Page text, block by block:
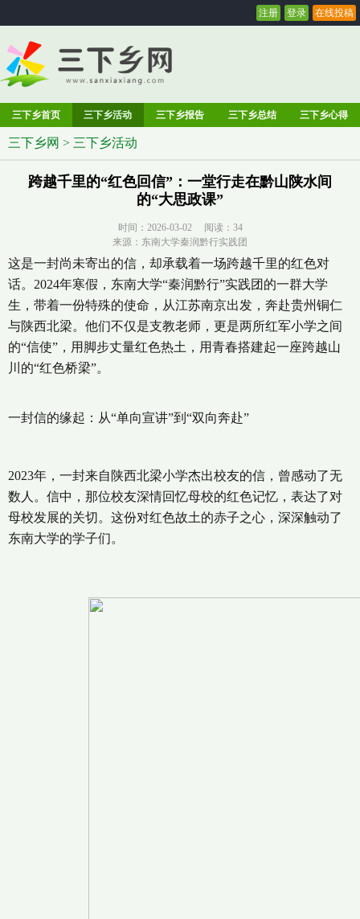
注册 登录 在线投稿
三下乡首页 三下乡活动 三下乡报告 三下乡总结 三下乡心得
三下乡网 > 三下乡活动
跨越千里的“红色回信”：一堂行走在黔山陕水间
的“大思政课”
时间：2026-03-02 阅读： 34
来源：东南大学秦润黔行实践团
这是一封尚未寄出的信，却承载着一场跨越千里的红色对
话。2024年寒假，东南大学“秦润黔行”实践团的一群大学
生，带着一份特殊的使命，从江苏南京出发，奔赴贵州铜仁
与陕西北梁。他们不仅是支教老师，更是两所红军小学之间
的“信使”，用脚步丈量红色热土，用青春搭建起一座跨越山
川的“红色桥梁”。
一封信的缘起：从“单向宣讲”到“双向奔赴”
2023年，一封来自陕西北梁小学杰出校友的信，曾感动了无
数人。信中，那位校友深情回忆母校的红色记忆，表达了对
母校发展的关切。这份对红色故土的赤子之心，深深触动了
东南大学的学子们。